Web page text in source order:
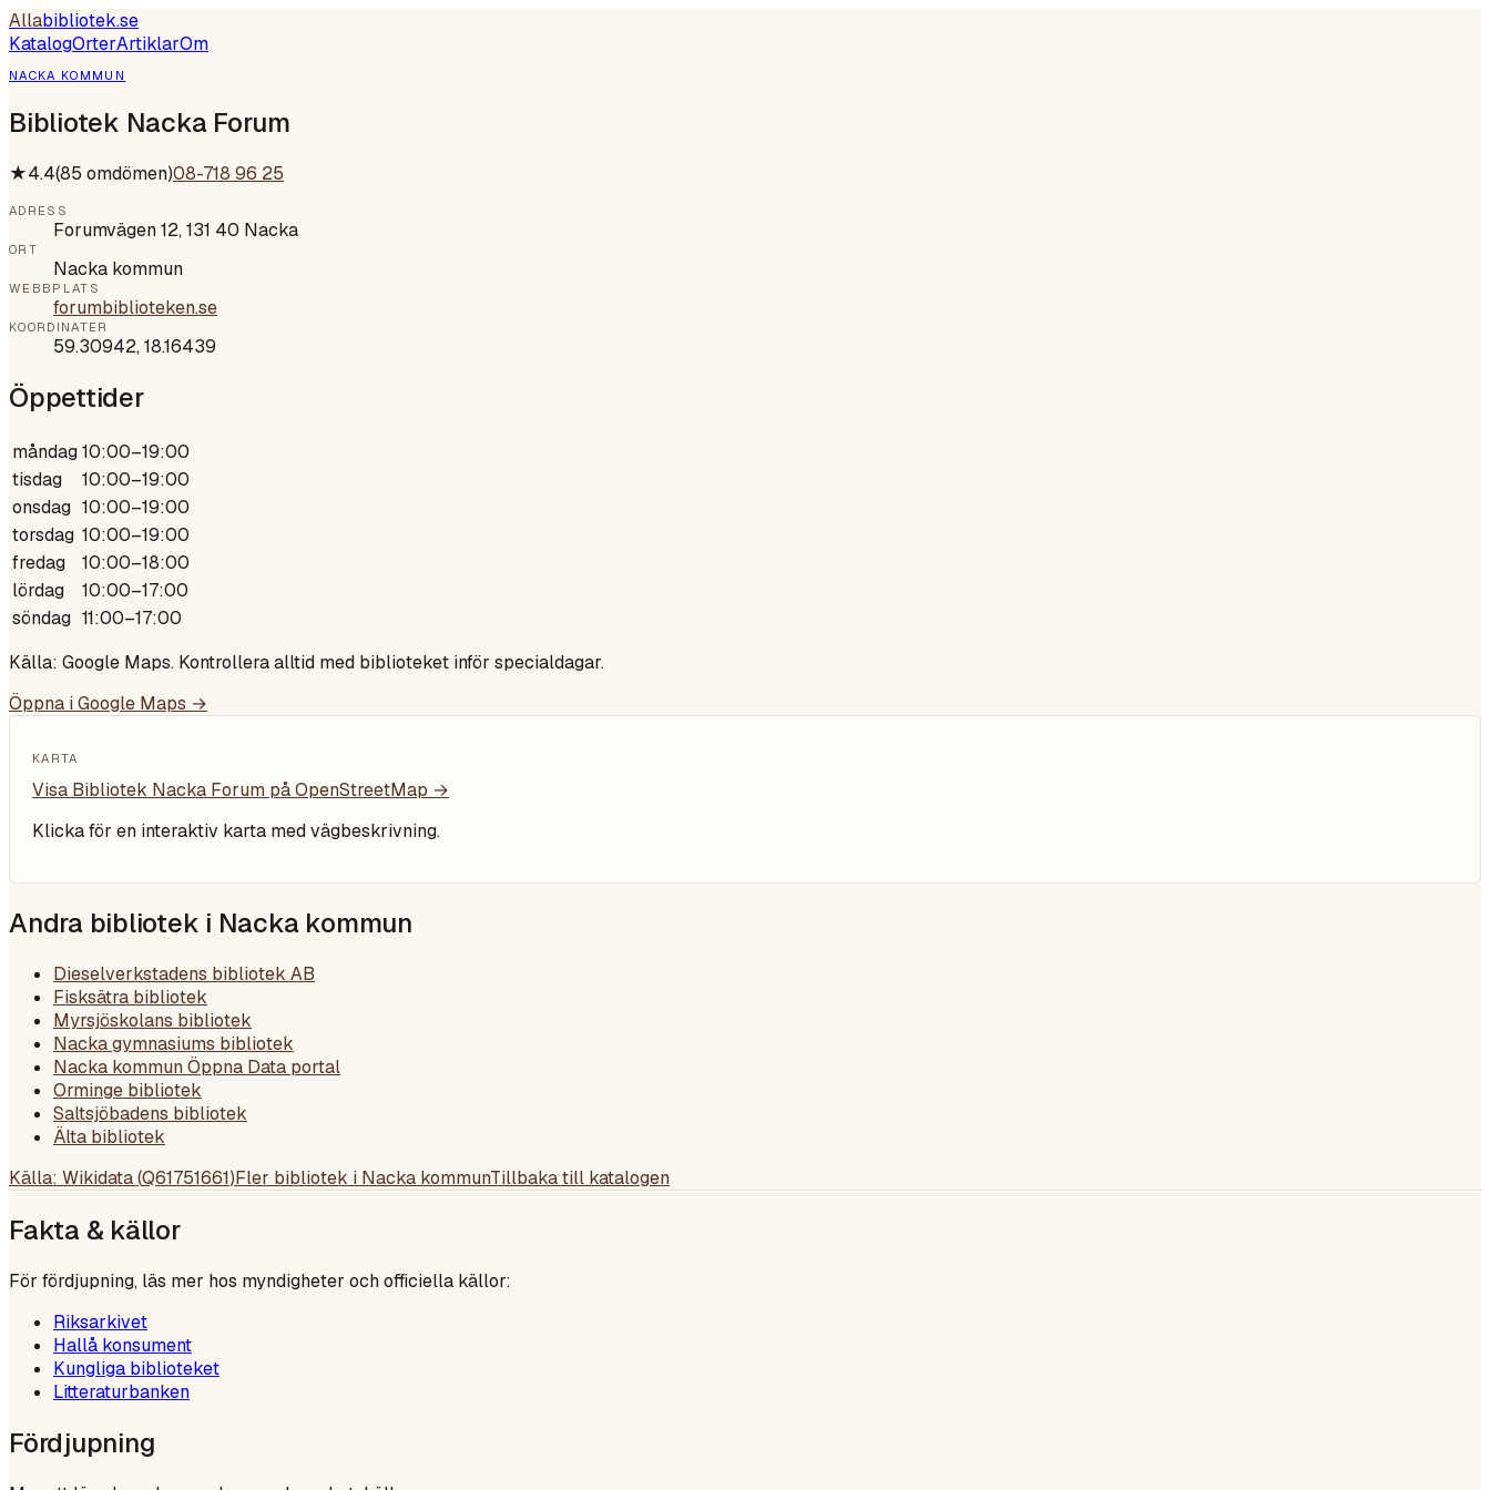
Allabibliotek.se
KatalogOrterArtiklarOm
NACKA KOMMUN
Bibliotek Nacka Forum
★4.4(85 omdömen)08-718 96 25
ADRESS
Forumvägen 12, 131 40 Nacka
ORT
Nacka kommun
WEBBPLATS
forumbiblioteken.se
KOORDINATER
59.30942,18.16439
Öppettider
måndag10:00–19:00
tisdag
10:00–19:00
onsdag 10:00–19:00
torsdag 10:00–19:00
fredag
10:00–18:00
lördag
10:00–17:00
söndag 11:00–17:00
Källa: Google Maps. Kontrollera alltid med biblioteket inför specialdagar.
Öppna i Google Maps →
KARTA
Visa Bibliotek Nacka Forum på OpenStreetMap →
Klicka för en interaktiv karta med vägbeskrivning.
Andra bibliotek i Nacka kommun
Dieselverkstadens bibliotek AB
Fisksätra bibliotek
Myrsjöskolans bibliotek
Nacka gymnasiums bibliotek
Nacka kommun Öppna Data portal
Orminge bibliotek
Saltsjöbadens bibliotek
Älta bibliotek
Källa: Wikidata (Q61751661)Fler bibliotek i Nacka kommunTillbaka till katalogen
Fakta & källor
För fördjupning, läs mer hos myndigheter och officiella källor:
Riksarkivet
Hallå konsument
Kungliga biblioteket
Litteraturbanken
Fördjupning